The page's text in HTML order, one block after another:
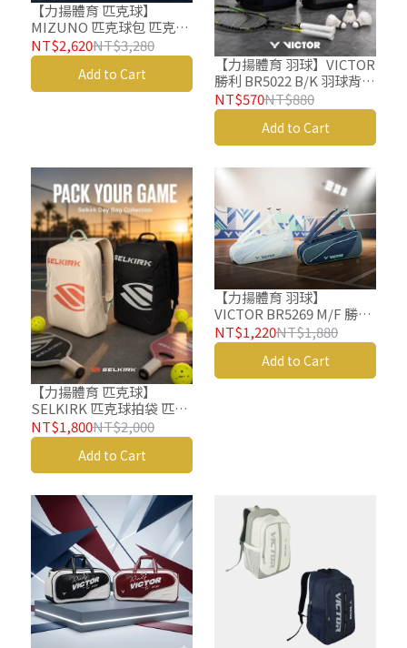
【力揚體育 匹克球】
MIZUNO 匹克球包 匹克球
後背包 匹克球袋
63GDD03102
63GDD03109 匹克球拍
NT$2,620NT$3,280
Add to Cart
【力揚體育 羽球】VICTOR
勝利 BR5022 B/K 羽球背包
羽球後背包 羽球拍拍袋 羽
球袋 羽球包 束口袋
NT$570NT$880
Add to Cart
【力揚體育 匹克球】
SELKIRK 匹克球拍袋 匹克
球後背包 拍袋 Core Line
Day Bag
NT$1,800NT$2,000
Add to Cart
【力揚體育 羽球】
VICTOR BR5269 M/F 勝利
羽球拍拍袋 羽球袋 羽球包
矩形包
NT$1,220NT$1,880
Add to Cart